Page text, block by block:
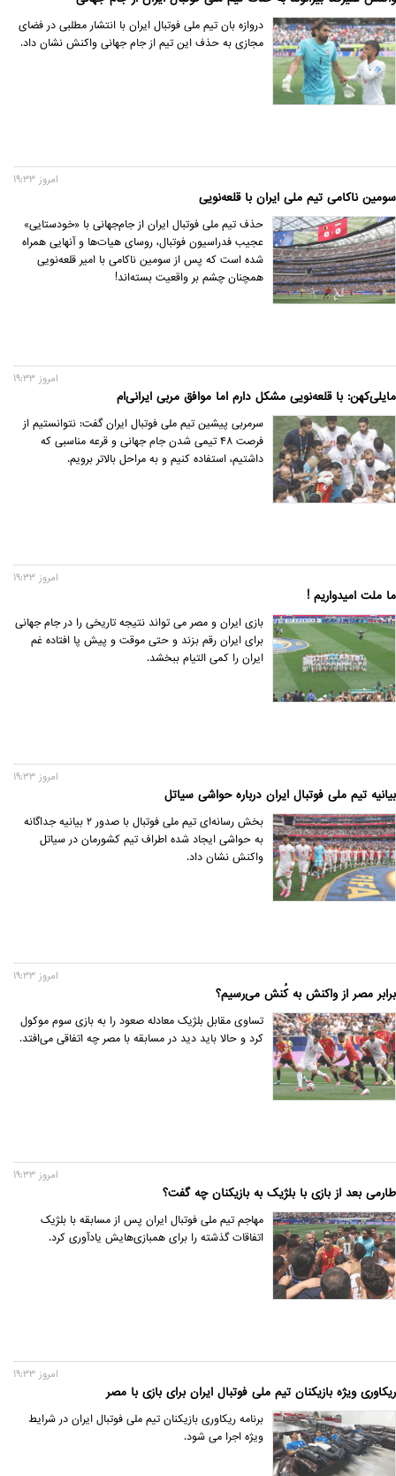
دروازه بان تیم ملی فوتبال ایران با انتشار مطلبی در فضای
مجازی به حذف این تیم از جام جهانی واکنش نشان داد.
سومین ناکامی تیم ملی ایران با قلعه‌نویی
امروز 19:33
حذف تیم ملی فوتبال ایران از جام‌جهانی با «خودستایی»
عجیب فدراسیون فوتبال، روسای هیات‌ها و آنهایی همراه
شده است که پس از سومین ناکامی با امیر قلعه‌نویی
همچنان چشم بر واقعیت بسته‌اند!
مایلی‌کهن: با قلعه‌نویی مشکل دارم اما موافق مربی ایرانی‌ام
امروز 19:33
سرمربی پیشین تیم ملی فوتبال ایران گفت: نتوانستیم از
فرصت ۴۸ تیمی شدن جام جهانی و قرعه مناسبی که
داشتیم، استفاده کنیم و به مراحل بالاتر برویم.
ما ملت امیدواریم !
امروز 19:33
بازی ایران و مصر می تواند نتیجه تاریخی را در جام جهانی
برای ایران رقم بزند و حتی موقت و پیش پا افتاده غم
ایران را کمی التیام ببخشد.
بیانیه تیم ملی فوتبال ایران درباره حواشی سیاتل
امروز 19:33
بخش رسانه‌ای تیم ملی فوتبال با صدور ۲ بیانیه جداگانه
به حواشی ایجاد شده اطراف تیم کشورمان در سیاتل
واکنش نشان داد.
برابر مصر از واکنش به کُنش می‌رسیم؟
امروز 19:33
تساوی مقابل بلژیک معادله صعود را به بازی سوم موکول
کرد و حالا باید دید در مسابقه با مصر چه اتفاقی می‌افتد.
طارمی بعد از بازی با بلژیک به بازیکنان چه گفت؟
امروز 19:33
مهاجم تیم ملی فوتبال ایران پس از مسابقه با بلژیک
اتفاقات گذشته را برای همبازی‌‌هایش یادآوری کرد.
ریکاوری ویژه بازیکنان تیم ملی فوتبال ایران برای بازی با مصر
امروز 19:33
برنامه ریکاوری بازیکنان تیم ملی فوتبال ایران در شرایط
ویژه اجرا می شود.